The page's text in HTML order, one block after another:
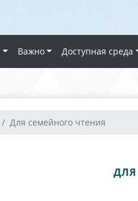
Важно Доступная среда
Для семейного чтения